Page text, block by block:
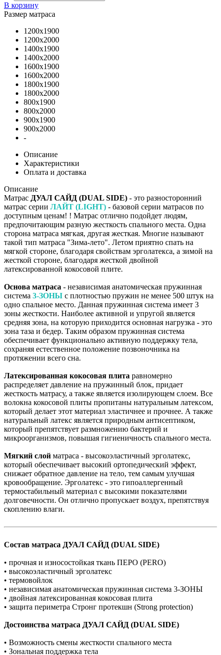
В корзину
Размер матраса
1200х1900
1200х2000
1400х1900
1400х2000
1600х1900
1600х2000
1800х1900
1800х2000
800х1900
800х2000
900х1900
900х2000
-
Описание
Характеристики
Оплата и доставка
Описание
Матрас ДУАЛ САЙД (DUAL SIDE) - это разносторонний
матрас серии ЛАЙТ (LIGHT) - базовой серии матрасов по
доступным ценам! ! Матрас отлично подойдет людям,
предпочитающим разную жесткость спального места. Одна
сторона матраса мягкая, другая жесткая. Многие называют
такой тип матраса "Зима-лето". Летом приятно спать на
мягкой стороне, благодаря свойствам эрголатекса, а зимой на
жесткой стороне, благодаря жесткой двойной
латексированной кокосовой плите.
Основа матраса - независимая анатомическая пружинная
система 3-ЗОНЫ с плотностью пружин не менее 500 штук на
одно спальное место. Данная пружинная система имеет 3
зоны жесткости. Наиболее активной и упругой является
средняя зона, на которую приходится основная нагрузка - это
зона таза и бедер. Таким образом пружинная система
обеспечивает функционально активную поддержку тела,
сохраняя естественное положение позвоночника на
протяжении всего сна.
Латексированная кокосовая плита равномерно
распределяет давление на пружинный блок, придает
жесткость матрасу, а также является изолирующем слоем. Все
волокна кокосовой плиты пропитаны натуральным латексом,
который делает этот материал эластичнее и прочнее. А также
натуральный латекс является природным антисептиком,
который препятствует размножению бактерий и
микроорганизмов, повышая гигиеничность спального места.
Мягкий слой матраса - высокоэластичный эрголатекс,
который обеспечивает высокий ортопедический эффект,
снижает обратное давление на тело, тем самым улучшая
кровообращение. Эрголатекс - это гипоаллергенный
термостабильный материал с высокими показателями
долговечности. Он отлично пропускает воздух, препятствуя
скоплению влаги.
Состав матраса ДУАЛ САЙД (DUAL SIDE)
• прочная и износостойкая ткань ПЕРО (PERO)
• высокоэластичный эрголатекс
• термовойлок
• независимая анатомическая пружинная система 3-ЗОНЫ
• двойная латексированная кокосовая плита
• защита периметра Стронг протекшн (Strong protection)
Достоинства матраса ДУАЛ САЙД (DUAL SIDE)
• Возможность смены жесткости спального места
• Зональная поддержка тела